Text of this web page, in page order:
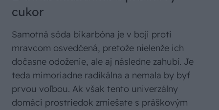
cukor
Samotná sóda bikarbóna je v boji proti
mravcom osvedčená, pretože nielenže ich
dočasne odoženie, ale aj následne zahubí. Je
teda mimoriadne radikálna a nemala by byť
prvou voľbou. Ak však tento univerzálny
domáci prostriedok zmiešate s práškovým